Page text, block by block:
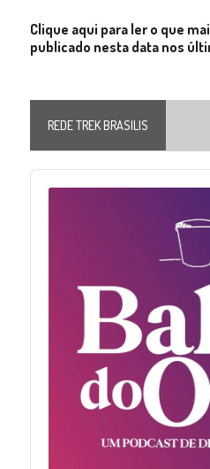
Clique aqui para ler o que
publicado nesta data nos
REDE TREK BRASILIS
Audio
Player